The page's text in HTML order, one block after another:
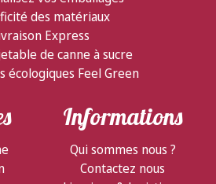
des matériaux
Express
de canne à sucre
écologiques Feel Green
Informations
Qui sommes nous ?
Contactez nous